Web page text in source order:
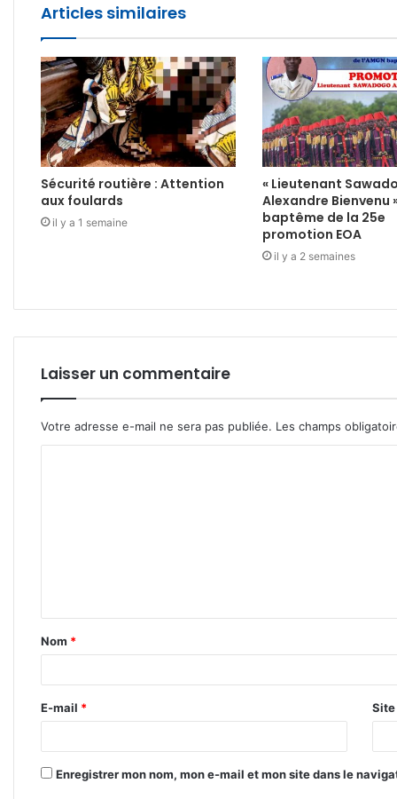
Articles similaires
Sécurité routière : Attention
aux foulards
il y a 1 semaine
« Lieutenant
Alexandre Bienvenu
baptême de la 25e
promotion EOA
il y a 2 semaines
Laisser un commentaire
Votre adresse e-mail ne sera pas publiée. Les champs
t
a
e
*
Nom *
E-mail *
Enregistrer mon nom, mon e-mail et mon site dans le